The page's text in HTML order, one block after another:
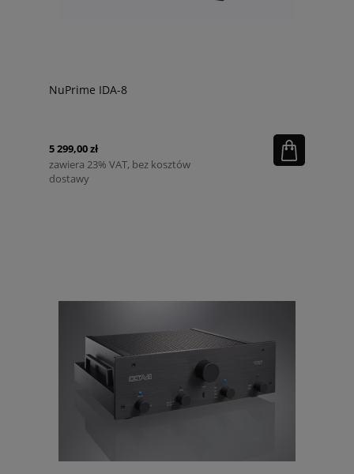
NuPrime IDA-8
5 299,00 zł
zawiera 23% VAT, bez kosztów
dostawy